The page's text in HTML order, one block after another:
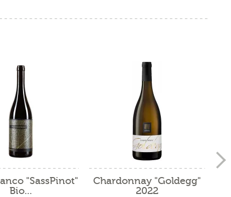
"SassPinot"
Bio...
Chardonnay "Goldegg"
2022